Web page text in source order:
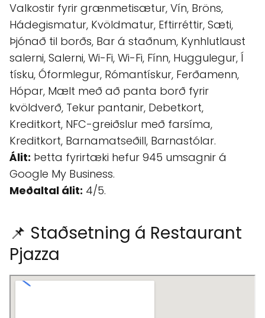
Valkostir fyrir grænmetisætur, Vín, Bröns,
Hádegismatur, Kvöldmatur, Eftirréttir, Sæti,
Þjónað til borðs, Bar á staðnum, Kynhlutlaust
salerni, Salerni, Wi-Fi, Wi-Fi, Fínn, Huggulegur, Í
tísku, Óformlegur, Rómantískur, Ferðamenn,
Hópar, Mælt með að panta borð fyrir
kvöldverð, Tekur pantanir, Debetkort,
Kreditkort, NFC-greiðslur með farsíma,
Kreditkort, Barnamatseðill, Barnastólar.
Álit: Þetta fyrirtæki hefur 945 umsagnir á
Google My Business.
Meðaltal álit: 4/5.
📌 Staðsetning á Restaurant
Pjazza